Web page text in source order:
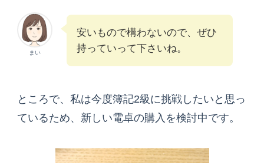
まい
安いもので構わないので、ぜひ
持っていって下さいね。
ところで、私は今度簿記2級に挑戦したいと思っ
ているため、新しい電卓の購入を検討中です。